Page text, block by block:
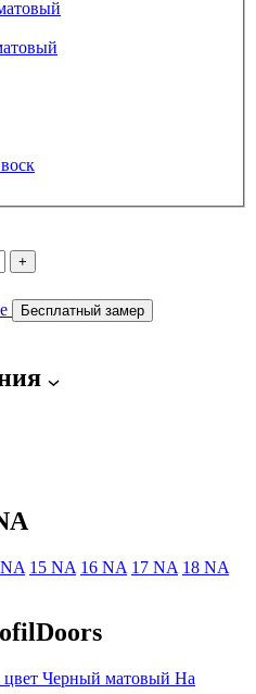
+
Бесплатный замер
15 NA 16 NA 17 NA 18 NA